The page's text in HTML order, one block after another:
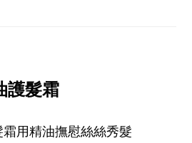
護髮霜
用精油撫慰絲絲秀髮